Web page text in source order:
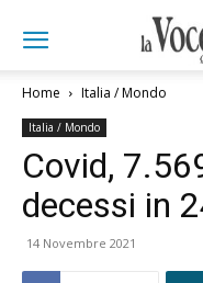
Home Italia / Mondo
Italia / Mondo
Covid,
decessi in
14 Novembre 2021